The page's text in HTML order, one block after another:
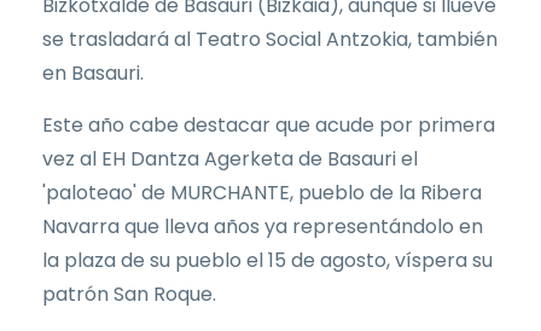
Bizkotxalde de Basauri (Bizkaia), aunque si llueve
se trasladará al Teatro Social Antzokia, también
en Basauri.
Este año cabe destacar que acude por primera
vez al EH Dantza Agerketa de Basauri el
'paloteao' de MURCHANTE, pueblo de la Ribera
Navarra que lleva años ya representándolo en
la plaza de su pueblo el 15 de agosto, víspera su
patrón San Roque.